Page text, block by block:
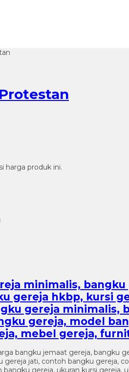
harga produk ini.
minimalis,
gereja hkbp, kursi
gereja minimalis,
gereja, model
mebel gereja,